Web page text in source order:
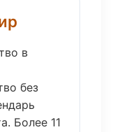
в
без
Более 11